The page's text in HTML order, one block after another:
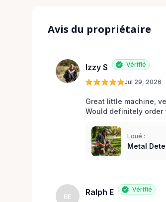
Avis du propriétaire
Izzy S Vérifié
Jul 29, 2026
Great little machine,
Would definitely order
Loué :
Metal
RE Ralph E Vérifié